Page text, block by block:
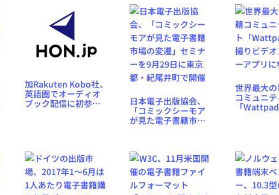
加Rakuten Kobo社、
英語圏でオーディオ
ブック配信に初参
日本電子出版協会、
「コミックシーモア
が見た電子書籍市場
尾井町で開催
世界最大
コミュニ
「